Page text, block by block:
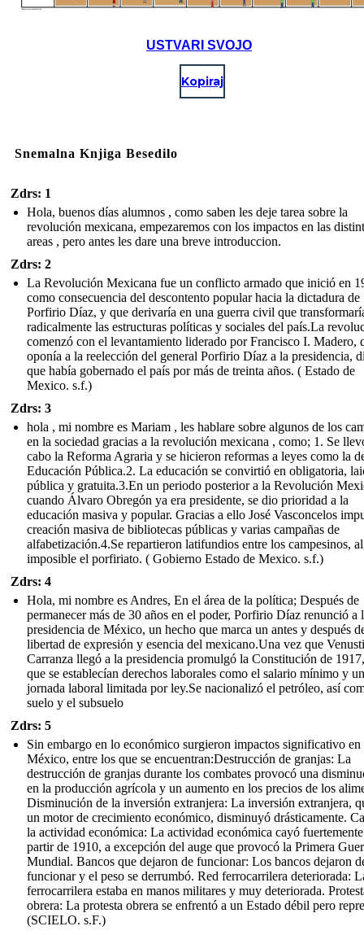
USTVARI SVOJO
Kopiraj
Snemalna Knjiga Besedilo
Zdrs: 1
Hola, buenos días alumnos , como saben les deje tarea sobre la
revolución mexicana, empezaremos con los impactos en las
areas , pero antes les dare una breve introduccion.
Zdrs: 2
La Revolución Mexicana fue un conflicto armado que inició en
como consecuencia del descontento popular hacia la dictadura de
Porfirio Díaz, y que derivaría en una guerra civil que
radicalmente las estructuras políticas y sociales del país.La
comenzó con el levantamiento liderado por Francisco I. Madero,
oponía a la reelección del general Porfirio Díaz a la presidencia,
que había gobernado el país por más de treinta años. ( Estado de
Mexico. s.f.)
Zdrs: 3
hola , mi nombre es Mariam , les hablare sobre algunos de los
en la sociedad gracias a la revolución mexicana , como; 1. Se
cabo la Reforma Agraria y se hicieron reformas a leyes como la
Educación Pública.2. La educación se convirtió en obligatoria,
pública y gratuita.3.En un periodo posterior a la Revolución
cuando Álvaro Obregón ya era presidente, se dio prioridad a la
educación masiva y popular. Gracias a ello José Vasconcelos
creación masiva de bibliotecas públicas y varias campañas de
alfabetización.4.Se repartieron latifundios entre los campesinos,
imposible el porfiriato. ( Gobierno Estado de Mexico. s.f.)
Zdrs: 4
Hola, mi nombre es Andres, En el área de la política; Después de
permanecer más de 30 años en el poder, Porfirio Díaz renunció a
presidencia de México, un hecho que marca un antes y después
libertad de expresión y esencia del mexicano.Una vez que
Carranza llegó a la presidencia promulgó la Constitución de
que se establecían derechos laborales como el salario mínimo y
jornada laboral limitada por ley.Se nacionalizó el petróleo, así
suelo y el subsuelo
Zdrs: 5
Sin embargo en lo económico surgieron impactos significativo en
México, entre los que se encuentran:Destrucción de granjas: La
destrucción de granjas durante los combates provocó una
en la producción agrícola y un aumento en los precios de los
Disminución de la inversión extranjera: La inversión extranjera,
un motor de crecimiento económico, disminuyó drásticamente.
la actividad económica: La actividad económica cayó
partir de 1910, a excepción del auge que provocó la Primera
Mundial. Bancos que dejaron de funcionar: Los bancos dejaron
funcionar y el peso se derrumbó. Red ferrocarrilera deteriorada:
ferrocarrilera estaba en manos militares y muy deteriorada.
obrera: La protesta obrera se enfrentó a un Estado débil pero
(SCIELO. s.F.)